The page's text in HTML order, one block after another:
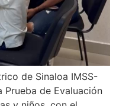
de Sinaloa IMSS-
Prueba de Evaluación